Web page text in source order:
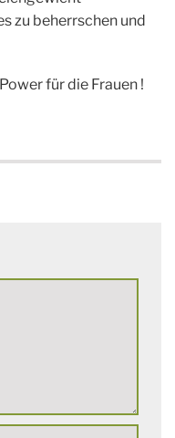
zu beherrschen und
für die Frauen !